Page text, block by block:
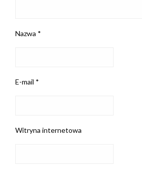
Nazwa *
E-mail *
Witryna internetowa